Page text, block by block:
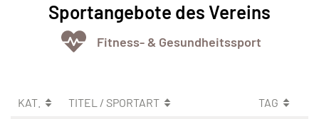
Sportangebote des Vereins
Fitness- & Gesundheitssport
KAT. TITEL / SPORTART
TAG